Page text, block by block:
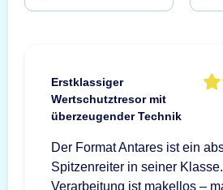
Erstklassiger
Wertschutztresor mit
überzeugender Technik
Der Format Antares ist ein
Spitzenreiter in seiner
Verarbeitung ist makellos –